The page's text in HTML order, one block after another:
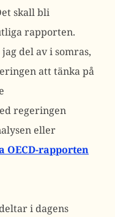
skall bli
rapporten.
del av i somras,
att tänka på
regeringen
eller
rapporten
i dagens